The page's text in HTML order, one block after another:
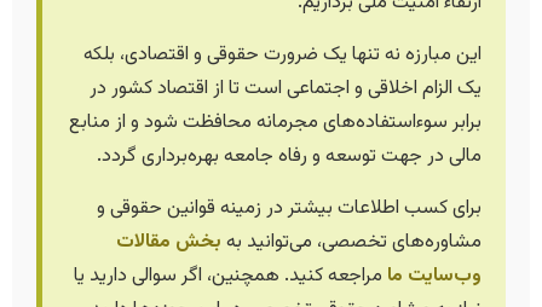
این مبارزه نه تنها یک ضرورت حقوقی و اقتصادی، بلکه
یک الزام اخلاقی و اجتماعی است تا از اقتصاد کشور در
برابر سوءاستفاده‌های مجرمانه محافظت شود و از منابع
مالی در جهت توسعه و رفاه جامعه بهره‌برداری گردد.
برای کسب اطلاعات بیشتر در زمینه قوانین حقوقی و
مشاوره‌های تخصصی، می‌توانید به بخش مقالات
وب‌سایت ما مراجعه کنید. همچنین، اگر سوالی دارید یا